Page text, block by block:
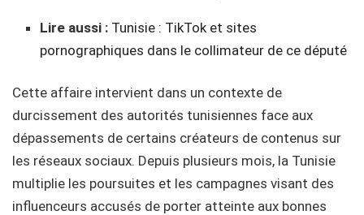
Lire aussi : Tunisie : TikTok et sites
pornographiques dans le collimateur de ce député
Cette affaire intervient dans un contexte de
durcissement des autorités tunisiennes face aux
dépassements de certains créateurs de contenus sur
les réseaux sociaux. Depuis plusieurs mois, la Tunisie
multiplie les poursuites et les campagnes visant des
influenceurs accusés de porter atteinte aux bonnes